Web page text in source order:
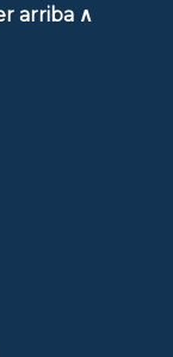
arriba ∧